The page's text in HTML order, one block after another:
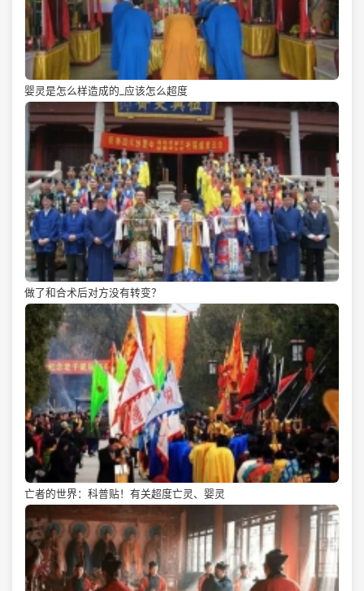
婴灵是怎么样造成的_应该怎么超度
做了和合术后对方没有转变？
亡者的世界：科普贴！有关超度亡灵、婴灵